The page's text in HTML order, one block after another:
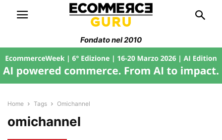
Fondato nel 2010
Home Tags Omichannel
omichannel